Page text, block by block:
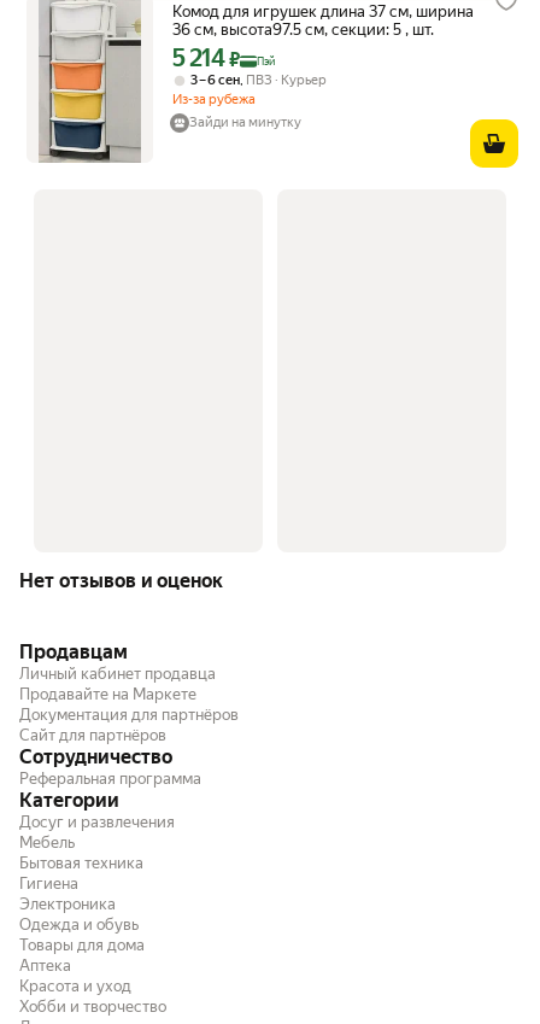
Комод для игрушек длина 37 см, ширина
36 см, высота97.5 см, секции: 5 , шт.
Цена с картой Яндекс Пэй 5214 ₽ вместо
5 214₽ Пэй
3 – 6 сен, ПВЗ
Курьер
Из-за рубежа
Зайди на минутку
Нет отзывов и оценок
Продавцам
Личный кабинет продавца
Продавайте на Маркете
Документация для партнёров
Сайт для партнёров
Сотрудничество
Реферальная программа
Категории
Досуг и развлечения
Мебель
Бытовая техника
Гигиена
Электроника
Одежда и обувь
Товары для дома
Аптека
Красота и уход
Хобби и творчество